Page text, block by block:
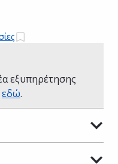
εξυπηρέτησης
εδώ.